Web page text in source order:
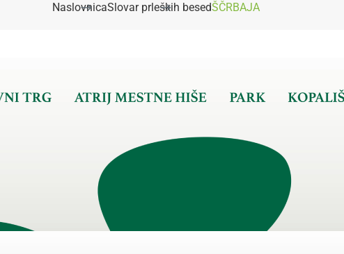
NaslovnicaSlovar prleških besedŠČRBAJA